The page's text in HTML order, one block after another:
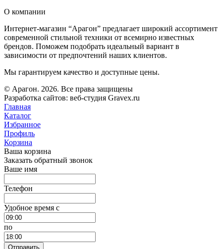
О компании
Интернет-магазин “Арагон” предлагает широкий ассортимент
современной стильной техники от всемирно известных
брендов. Поможем подобрать идеальный вариант в
зависимости от предпочтений наших клиентов.
Мы гарантируем качество и доступные цены.
© Арагон. 2026. Все права защищены
Разработка сайтов: веб-студия Gravex.ru
Главная
Каталог
Избранное
Профиль
Корзина
Ваша корзина
Заказать обратный звонок
Ваше имя
Телефон
Удобное время c
по
Отправить